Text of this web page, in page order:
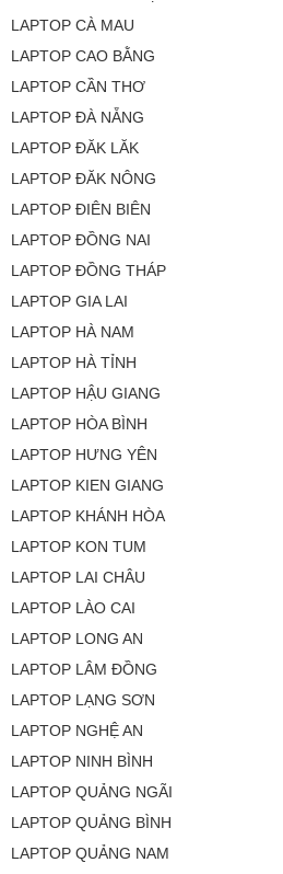
LAPTOP CÀ MAU
LAPTOP CAO BẰNG
LAPTOP CẦN THƠ
LAPTOP ĐÀ NẴNG
LAPTOP ĐĂK LĂK
LAPTOP ĐĂK NÔNG
LAPTOP ĐIÊN BIÊN
LAPTOP ĐỒNG NAI
LAPTOP ĐỒNG THÁP
LAPTOP GIA LAI
LAPTOP HÀ NAM
LAPTOP HÀ TỈNH
LAPTOP HẬU GIANG
LAPTOP HÒA BÌNH
LAPTOP HƯNG YÊN
LAPTOP KIEN GIANG
LAPTOP KHÁNH HÒA
LAPTOP KON TUM
LAPTOP LAI CHÂU
LAPTOP LÀO CAI
LAPTOP LONG AN
LAPTOP LÂM ĐỒNG
LAPTOP LẠNG SƠN
LAPTOP NGHỆ AN
LAPTOP NINH BÌNH
LAPTOP QUẢNG NGÃI
LAPTOP QUẢNG BÌNH
LAPTOP QUẢNG NAM